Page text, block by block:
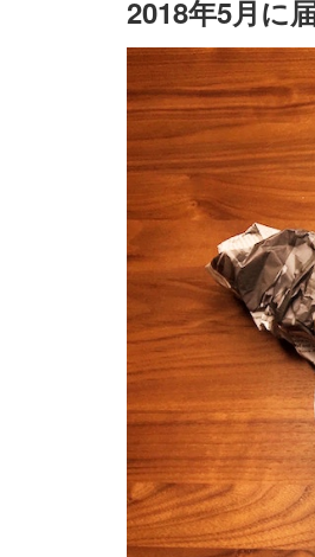
2018年5月に